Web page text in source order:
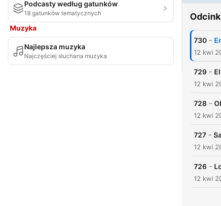
Podcasty według gatunków
18 gatunków tematycznych
Muzyka
Najlepsza muzyka
Najczęściej słuchana muzyka
730 -
12 kwi
729 -
12 kwi
728 -
12 kwi
727 -
12 kwi
726 -
12 kwi